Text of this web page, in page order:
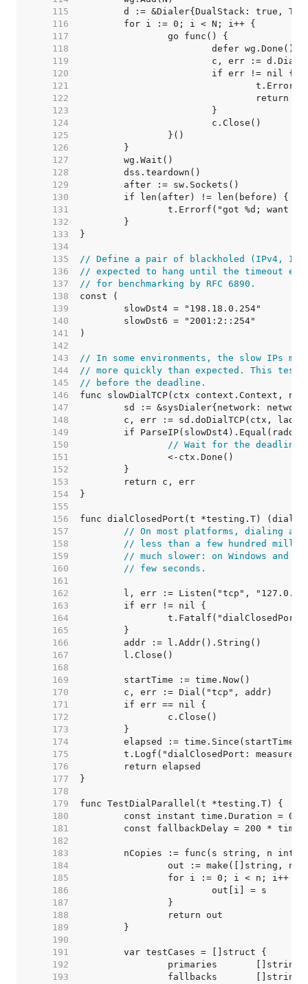
   115
   116
   117
   118
   119
   120
   121
   122
   123
   124
   125
   126
   127
   128
   129
   130
   131
   132
   133
   134
   135
// Define a pair of blackholed (IPv4,
   136
// expected to hang until the timeout
   137
// for benchmarking by RFC 6890.
   138
   139
   140
   141
   142
   143
// In some environments, the slow IPs
   144
// more quickly than expected. This test
   145
// before the deadline.
   146
   147
   148
   149
   150
// Wait for the
   151
   152
   153
   154
   155
   156
   157
// On most platforms, dialing a
   158
// less than a few hundred
   159
// much slower: on Windows and
   160
// few seconds.
   161
   162
   163
   164
   165
   166
   167
   168
   169
   170
   171
   172
   173
   174
   175
   176
   177
   178
   179
   180
   181
   182
   183
   184
   185
   186
   187
   188
   189
   190
   191
   192
   193